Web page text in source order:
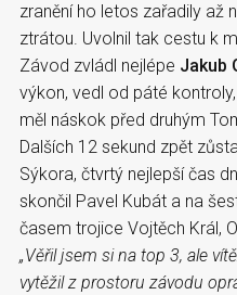
zranění ho letos zařadily až
ztrátou. Uvolnil tak cestu k
Závod zvládl nejlépe Jakub
výkon, vedl od páté
měl náskok před druhým
Dalších 12 sekund zpět
Sýkora, čtvrtý nejlepší čas
skončil Pavel Kubát a na
časem trojice Vojtěch Král,
„Věřil jsem si na top 3, ale
vytěžil z prostoru závodu